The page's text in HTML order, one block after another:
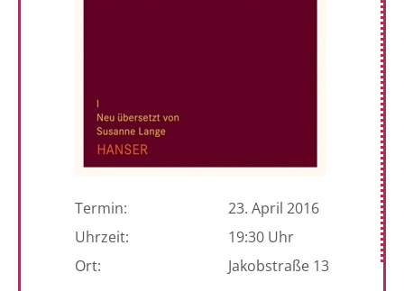
Termin:
23. April 2016
Uhrzeit:
19:30 Uhr
Ort:
Jakobstraße 13